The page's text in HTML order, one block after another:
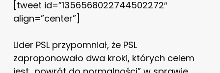
[tweet id=”1356568022744502272″
align=”center”]
Lider PSL przypomniał, że PSL
zaproponowało dwa kroki, których celem